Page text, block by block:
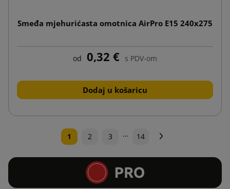
Smeđa mjehurićasta omotnica AirPro E15 240x275
od 0,32 € s PDV-om
Dodaj u košaricu
1 2 3 … 14